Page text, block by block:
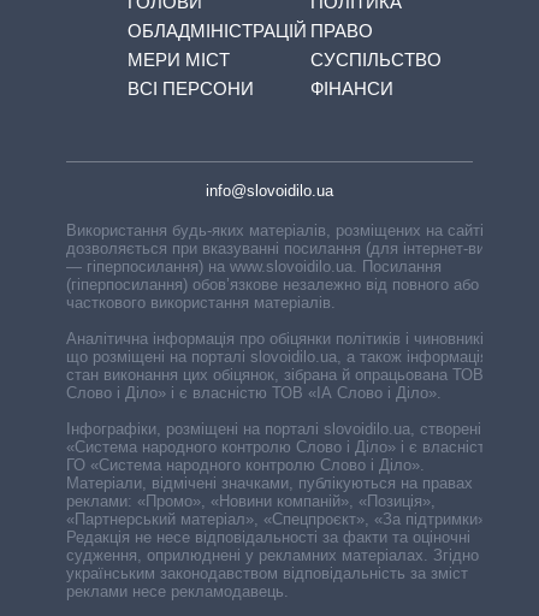
ОБЛАДМІНІСТРАЦІЙ
МЕРИ МІСТ
ВСІ ПЕРСОНИ
ПРАВО
СУСПІЛЬСТВО
ФІНАНСИ
info@slovoidilo.ua
Використання будь-яких матеріалів, розміщених на сайті,
дозволяється при вказуванні посилання (для інтернет-видань
— гіперпосилання) на www.slovoidilo.ua. Посилання
(гіперпосилання) обов’язкове незалежно від повного або
часткового використання матеріалів.
Аналітична інформація про обіцянки політиків і чиновників,
що розміщені на порталі slovoidilo.ua, а також інформація про
стан виконання цих обіцянок, зібрана й опрацьована ТОВ «ІА
Слово і Діло» і є власністю ТОВ «ІА Слово і Діло».
Інфографіки, розміщені на порталі slovoidilo.ua, створені ГО
«Система народного контролю Слово і Діло» і є власністю
ГО «Система народного контролю Слово і Діло».
Матеріали, відмічені значками, публікуються на правах
реклами: «Промо», «Новини компаній», «Позиція»,
«Партнерський матеріал», «Спецпроєкт», «За підтримки».
Редакція не несе відповідальності за факти та оціночні
судження, оприлюднені у рекламних матеріалах. Згідно з
українським законодавством відповідальність за зміст
реклами несе рекламодавець.